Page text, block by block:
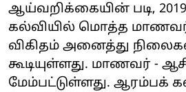
ஆய்வறிக்கையின் படி,
கல்வியில் மொத்த
விகிதம் அனைத்து
கூடியுள்ளது. மாணவர் -
மேம்பட்டுள்ளது. ஆரம்பக்